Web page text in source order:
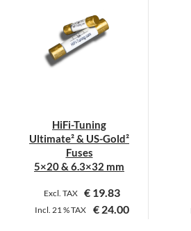
Varianten
auf.
Die
Produktseite
gewählt
werden
HiFi-Tuning
Ultimate² & US-Gold²
Fuses
5×20 & 6.3×32 mm
Excl. TAX €19.83
Incl. 21 %TAX €24.00